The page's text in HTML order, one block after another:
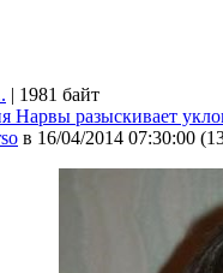
| 1981 байт
Нарвы разыскивает
в 16/04/2014 07:30:00 (